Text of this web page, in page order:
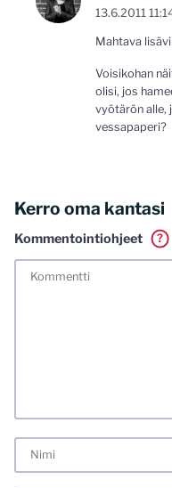
13.6.2011
Mahtava
Voisikohan
olisi, jos
vyötärön alle,
vessapaperi?
Kerro oma kantasi
Kommentointiohjeet
?
meiliosoitteen. Minua ja